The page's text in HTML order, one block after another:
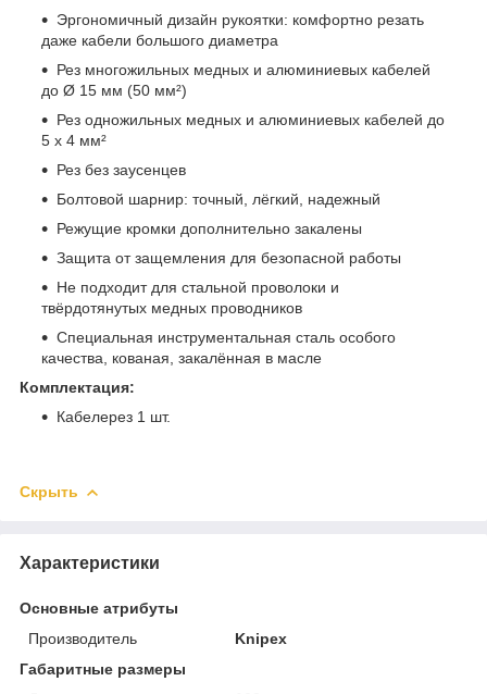
Эргономичный дизайн рукоятки: комфортно резать
даже кабели большого диаметра
Рез многожильных медных и алюминиевых кабелей
до Ø 15 мм (50 мм²)
Рез одножильных медных и алюминиевых кабелей до
5 x 4 мм²
Рез без заусенцев
Болтовой шарнир: точный, лёгкий, надежный
Режущие кромки дополнительно закалены
Защита от защемления для безопасной работы
Не подходит для стальной проволоки и
твёрдотянутых медных проводников
Специальная инструментальная сталь особого
качества, кованая, закалённая в масле
Комплектация:
Кабелерез 1 шт.
Скрыть
Характеристики
Основные атрибуты
Производитель
Knipex
Габаритные размеры